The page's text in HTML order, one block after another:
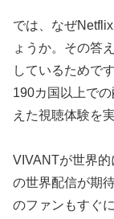
では、なぜ
ょうか。その答
しているためで
190カ国以上で
えた視聴体験を
VIVANTが世界
の世界配信が期
のファンもすぐ